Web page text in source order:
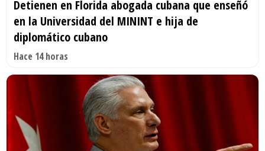
Detienen en Florida abogada cubana que enseñó
en la Universidad del MININT e hija de
diplomático cubano
Hace 14 horas